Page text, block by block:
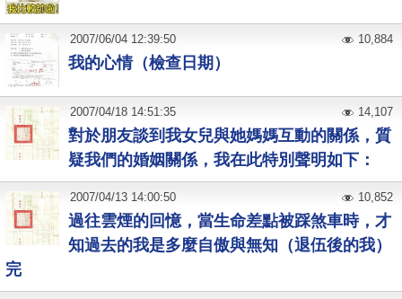
我的心情（檢查日期）
2007/06/04 12:39:50 10,884
對於朋友談到我女兒與她媽媽互動的關係，質
疑我們的婚姻關係，我在此特別聲明如下：
2007/04/18 14:51:35 14,107
過往雲煙的回憶，當生命差點被踩煞車時，才
知過去的我是多麼自傲與無知（退伍後的我）
完
2007/04/13 14:00:50 10,852